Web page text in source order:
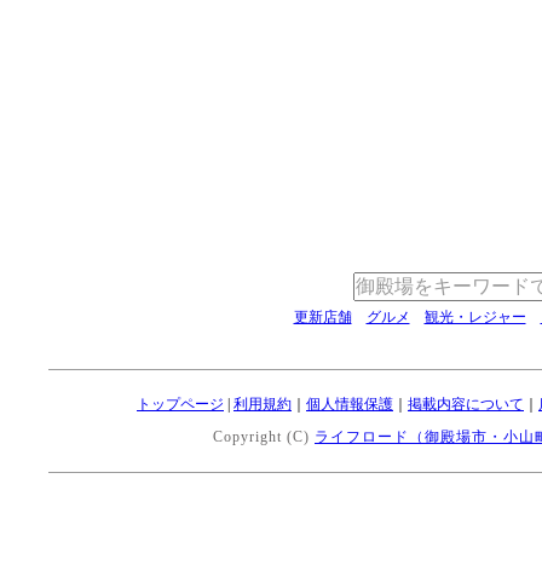
更新店舗 グルメ 観光・レジャー
トップページ 利用規約 個人情報保護 掲載内容について
Copyright (C) ライフロード（御殿場市・小